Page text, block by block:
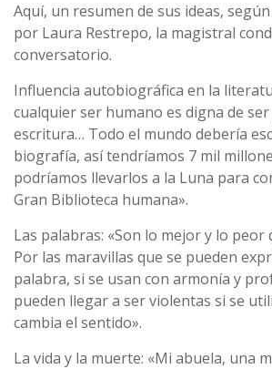
Aquí­, un resumen de sus ideas,
por Laura Restrepo, la magistral
conversatorio.
Influencia autobiográfica en la
cualquier ser humano es digna de ser
escritura… Todo el mundo deberí­a
biografí­a, así­ tendrí­amos 7 mil
podrí­amos llevarlos a la Luna para
Gran Biblioteca humana».
Las palabras: «Son lo mejor y lo peor
Por las maravillas que se pueden
palabra, si se usan con armoní­a y
pueden llegar a ser violentas si se
cambia el sentido».
La vida y la muerte: «Mi abuela, una